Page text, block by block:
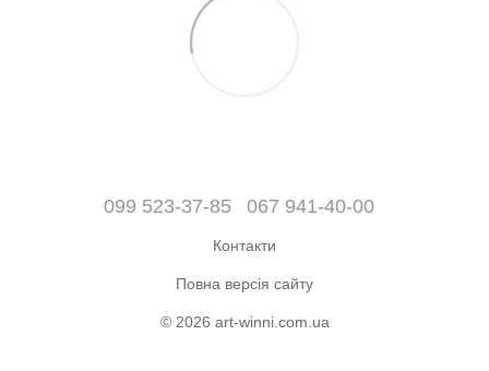
099 523-37-85 067 941-40-00
Контакти
Повна версія сайту
© 2026 art-winni.com.ua